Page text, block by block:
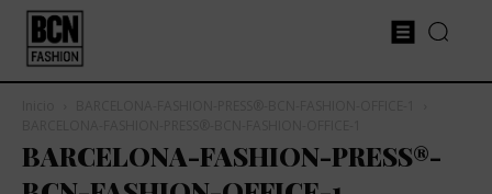
BARCELONA-FASHION-PRESS®-